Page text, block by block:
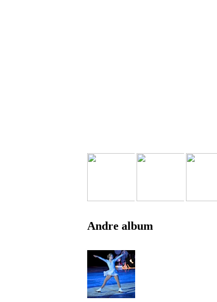
Andre album